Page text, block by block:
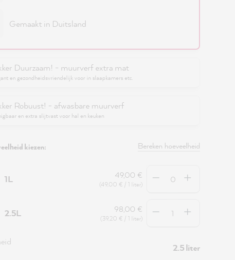
Gemaakt in Duitsland
Duurzaam! - muurverf extra mat
en gezondheidsvriendelijk voor in slaapkamers etc.
Robuust! - afwasbare muurverf
en extra slijtvast voor hal en keuken
kiezen: Bereken hoeveelheid
1L 49,00 €
(49,00 € / 1 liter)
2.5L 98,00 €
(39,20 € / 1 liter)
2.5 liter